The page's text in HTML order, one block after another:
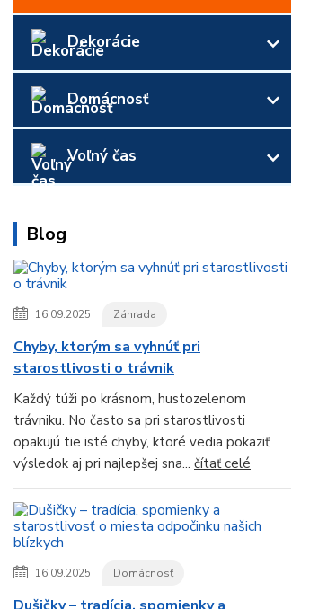
Dekorácie
Domácnosť
Voľný čas
Blog
16.09.2025 Záhrada
Chyby, ktorým sa vyhnúť pri
starostlivosti o trávnik
Každý túži po krásnom, hustozelenom
trávniku. No často sa pri starostlivosti
opakujú tie isté chyby, ktoré vedia pokaziť
výsledok aj pri najlepšej sna... čítať celé
16.09.2025 Domácnosť